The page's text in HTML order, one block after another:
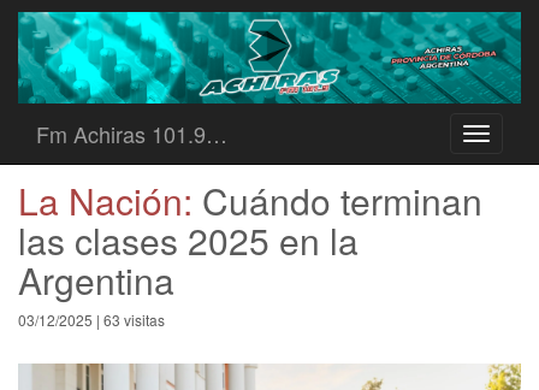
Toggle
Fm Achiras 101.9…
La Nación: Cuándo terminan
las clases 2025 en la
Argentina
03/12/2025 | 63 visitas